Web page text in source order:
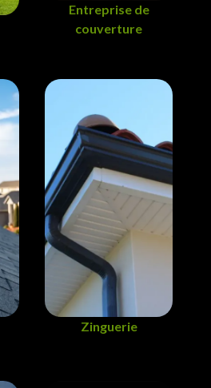
Entreprise de
couverture
Zinguerie